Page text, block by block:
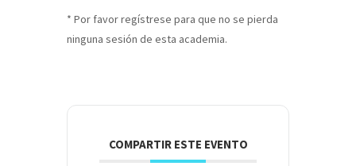
* Por favor regístrese para que no se pierda
ninguna sesión de esta academia.
COMPARTIR ESTE EVENTO